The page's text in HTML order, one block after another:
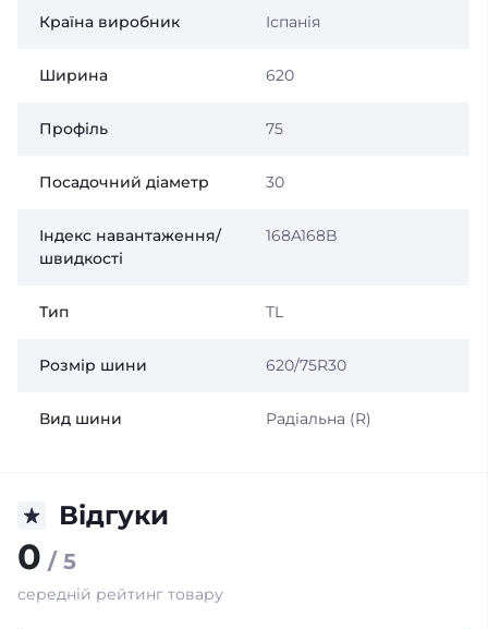
Країна виробник Іспанія
Ширина 620
Профіль 75
Посадочний діаметр 30
Індекс навантаження/
швидкості
168A168B
Тип TL
Розмір шини 620/75R30
Вид шини Радіальна (R)
Відгуки
0 / 5
середній рейтинг товару